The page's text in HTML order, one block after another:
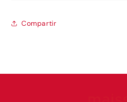
Compartir